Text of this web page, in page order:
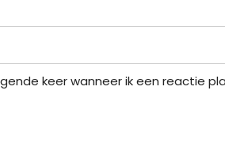
keer wanneer ik een reactie